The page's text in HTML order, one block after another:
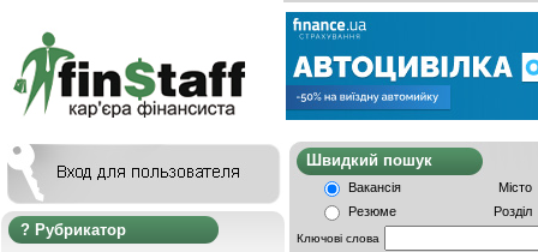
Рубрикатор
Швидкий
Вакансія
Місто
Резюме
Розділ
Ключові слова